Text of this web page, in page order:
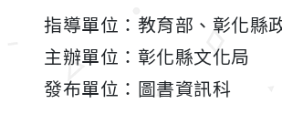
指導單位：教育部、彰化縣
主辦單位：彰化縣文化局
發布單位：圖書資訊科